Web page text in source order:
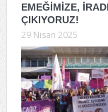
EMEĞİMİZE,
ÇIKIYORUZ!
29 Nisan 2025